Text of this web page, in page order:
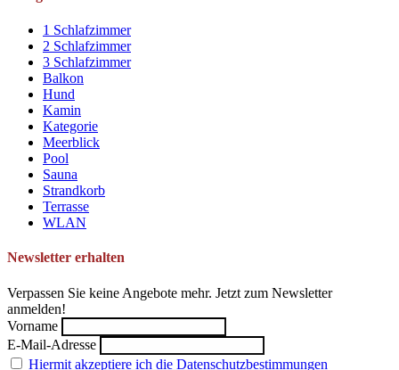
1 Schlafzimmer
2 Schlafzimmer
3 Schlafzimmer
Balkon
Hund
Kamin
Kategorie
Meerblick
Pool
Sauna
Strandkorb
Terrasse
WLAN
Newsletter erhalten
Verpassen Sie keine Angebote mehr. Jetzt zum Newsletter
anmelden!
Vorname
E-Mail-Adresse
Hiermit akzeptiere ich die Datenschutzbestimmungen